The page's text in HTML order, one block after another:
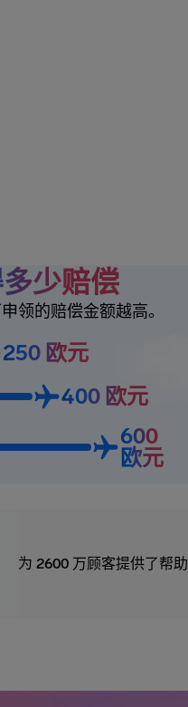
少赔偿
领的赔偿金额越高。
250 欧元
400 欧元
600
欧元
为 2600 万顾客提供了帮助